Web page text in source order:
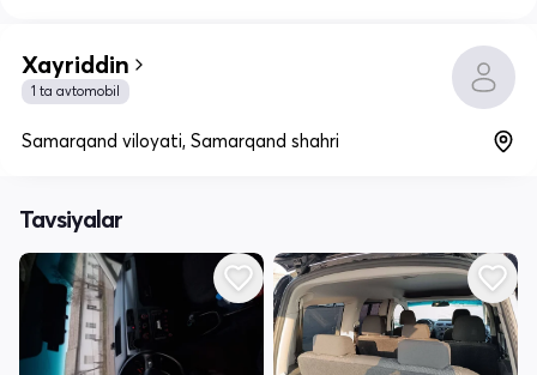
Xayriddin
1 ta avtomobil
Samarqand viloyati, Samarqand shahri
Tavsiyalar